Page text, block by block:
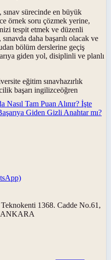
sınav sürecinde en büyük
örnek soru çözmek yerine,
tespit etmek ve düzenli
daha başarılı olacak ve
bölüm derslerine geçiş
giden yol, disiplinli ve planlı
eğitim sınavhazırlık
başarı ingilizceöğren
Nasıl Tam Puan Alınır? İşte
Giden Gizli Anahtar mı?
1368. Cadde No.61,
ANKARA